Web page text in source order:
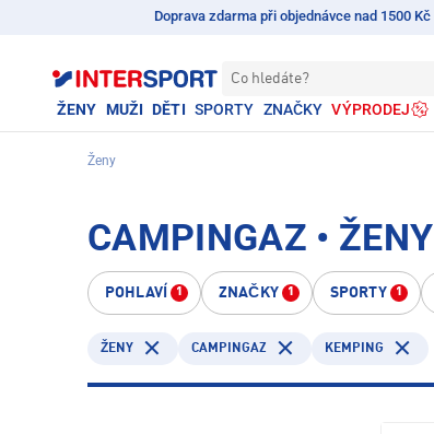
Doprava zdarma při objednávce nad 1500 Kč
Co hledáte?
ŽENY MUŽI DĚTI SPORTY ZNAČKY VÝPRODEJ
Ženy
CAMPINGAZ •
POHLAVÍ 1 ZNAČKY 1 SPORTY 1
ŽENY CAMPINGAZ KEMPING